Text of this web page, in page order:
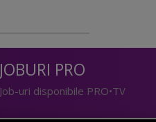
JOBURI PRO
Job-uri disponibile PRO•TV